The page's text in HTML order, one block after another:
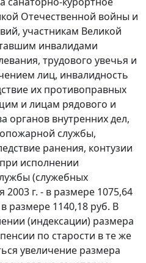
Отечественной войны и
участникам Великой
инвалидами
трудового увечья и
лиц, инвалидность
их противоправных
и лицам рядового и
органов внутренних дел,
службы,
ранения, контузии
исполнении
(служебных
2003 г. - в размере 1075,64
размере 1140,18 руб. В
(индексации) размера
по старости в те же
увеличение размера